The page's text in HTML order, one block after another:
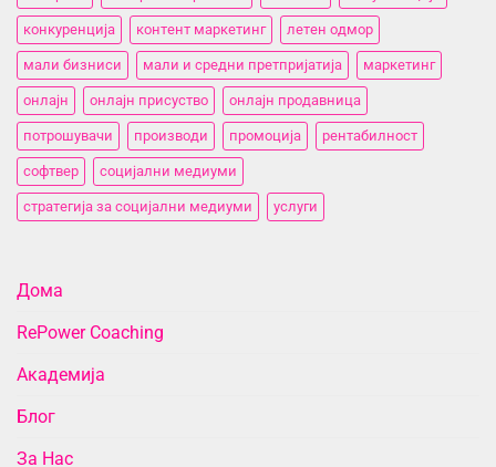
конкуренција контент маркетинг летен одмор
мали бизниси мали и средни претпријатија маркетинг
онлајн онлајн присуство онлајн продавница
потрошувачи производи промоција рентабилност
софтвер социјални медиуми
стратегија за социјални медиуми услуги
Дома
RePower Coaching
Академија
Блог
За Нас